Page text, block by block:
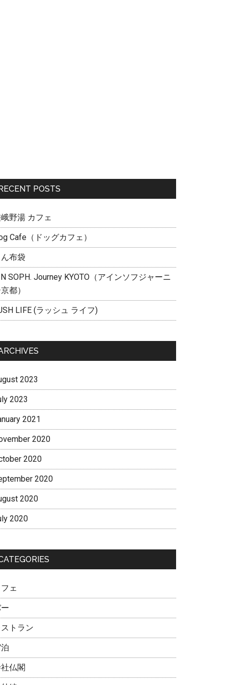
POSTS
野湯 カフェ
Cafe（ドッグカフェ）
布袋
SOPH. Journey KYOTO（アインソフジャーニ
都）
LIFE (ラッシュ ライフ)
2023
2023
2021
2020
2020
2020
2020
2020
ェ
トラン
仏閣